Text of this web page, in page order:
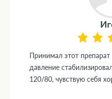
Принимал этот препарат
давление
120/80, чувствую себя